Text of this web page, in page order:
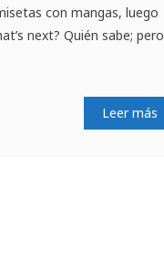
con mangas, luego
next? Quién sabe; pero
Leer más